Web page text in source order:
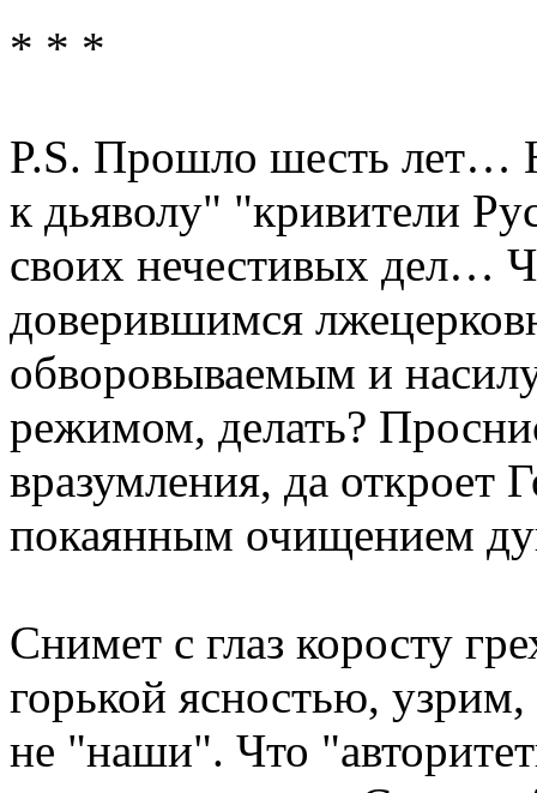
* * *
P.S. Прошло шесть лет…
к дьяволу" "кривители
своих нечестивых дел…
доверившимся
обворовываемым и
режимом, делать?
вразумления, да откроет
покаянным очищением
Снимет с глаз коросту
горькой ясностью,
не "наши". Что